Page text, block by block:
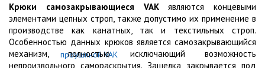
Крюки самозакрывающиеся VAKявляются концевыми
элементами цепных строп, также допустимо их применение в
производстве как канатных, так и текстильных строп.
Особенностью данных крюков является самозакрывающийся
механизм, полностью исключающий возможность
непроизвольного самораскрытия. Защелка закрывается под